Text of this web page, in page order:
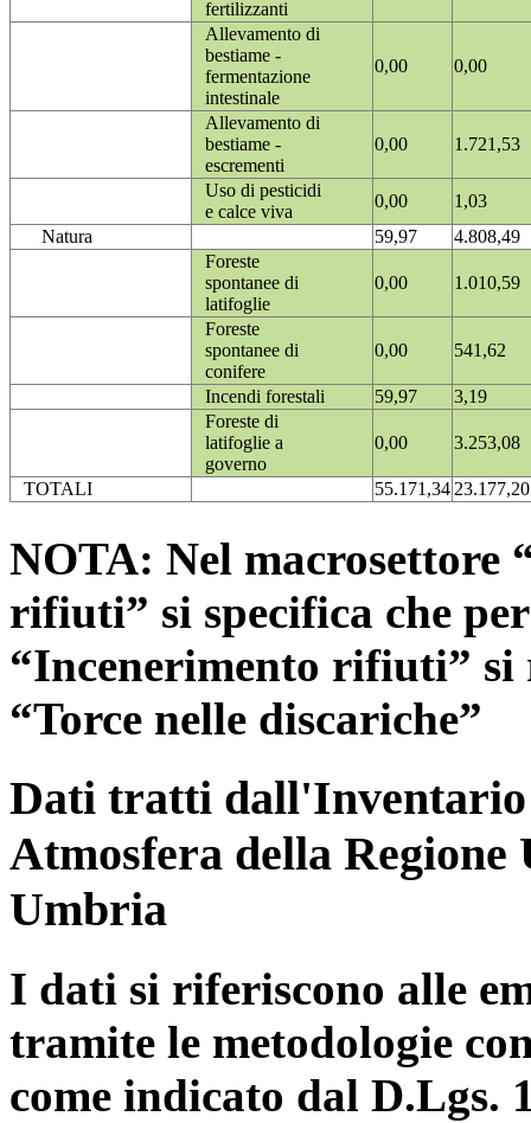
fertilizzanti
Allevamento di
bestiame -
fermentazione
intestinale
0,00 0,00
Allevamento di
bestiame -
escrementi
0,00 1.721,53
Uso di pesticidi
e calce viva
0,00
1,03
Natura
59,97
4.808,49
Foreste
spontanee di
latifoglie
0,00 1.010,59
Foreste
spontanee di
conifere
0,00 541,62
Incendi forestali 59,97
3,19
Foreste di
latifoglie a
governo
0,00 3.253,08
TOTALI 55.171,3423.177,20
NOTA: Nel macrosettore
rifiuti” si specifica che
“Incenerimento rifiuti”
“Torce nelle discariche”
Dati tratti dall'Inventario
Atmosfera della
Umbria
I dati si riferiscono alle
tramite le metodologie
come indicato dal D.Lgs.